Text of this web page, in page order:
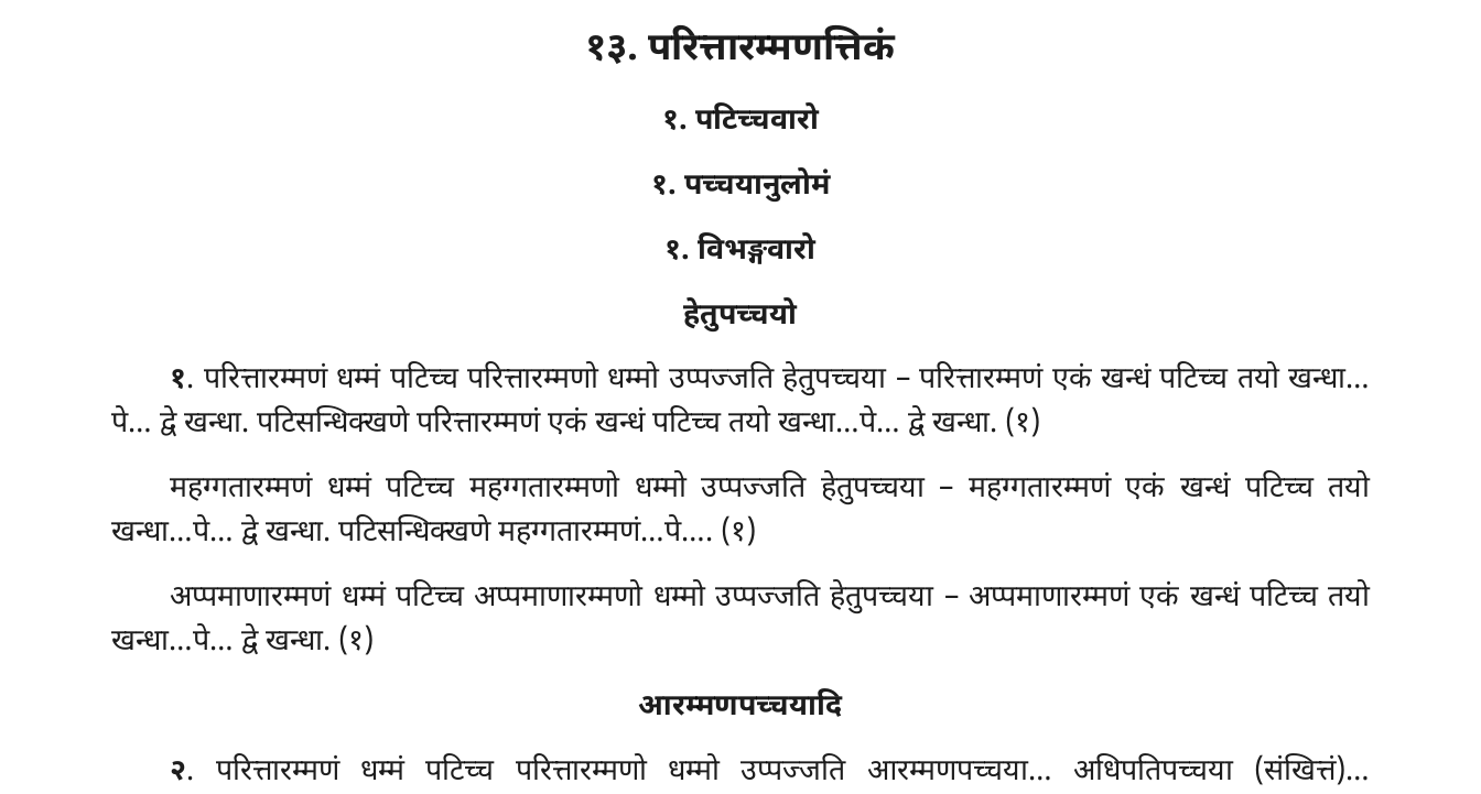
१३. परित्तारम्मणत्तिकं
१. पटिच्चवारो
१. पच्चयानुलोमं
१. विभङ्गवारो
हेतुपच्चयो
१. परित्तारम्मणं धम्मं पटिच्च परित्तारम्मणो धम्मो उप्पज्जति हेतुपच्चया – परित्तारम्मणं एकं खन्धं पटिच्च तयो खन्धा…
पे… द्वे खन्धा. पटिसन्धिक्खणे परित्तारम्मणं एकं खन्धं पटिच्च तयो खन्धा…पे… द्वे खन्धा. (१)
महग्गतारम्मणं धम्मं पटिच्च महग्गतारम्मणो धम्मो उप्पज्जति हेतुपच्चया – महग्गतारम्मणं एकं खन्धं पटिच्च तयो
खन्धा…पे… द्वे खन्धा. पटिसन्धिक्खणे महग्गतारम्मणं…पे…. (१)
अप्पमाणारम्मणं धम्मं पटिच्च अप्पमाणारम्मणो धम्मो उप्पज्जति हेतुपच्चया – अप्पमाणारम्मणं एकं खन्धं पटिच्च तयो
खन्धा…पे… द्वे खन्धा. (१)
आरम्मणपच्चयादि
२. परित्तारम्मणं धम्मं पटिच्च परित्तारम्मणो धम्मो उप्पज्जति आरम्मणपच्चया… अधिपतिपच्चया (संखित्तं)…